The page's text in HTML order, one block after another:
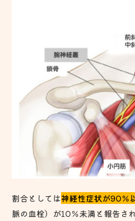
割合としては神経性症状が90％
脈の血栓）が10％未満と報告さ